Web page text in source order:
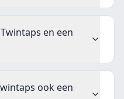
en een
ook een